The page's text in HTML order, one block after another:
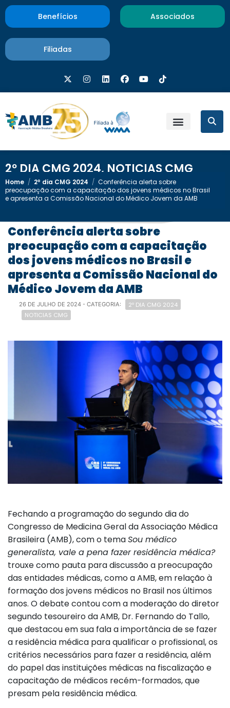
Benefícios Associados
Filiadas
2º DIA CMG 2024, NOTICIAS CMG
Home / 2º dia CMG 2024 / Conferência alerta sobre
preocupação com a capacitação dos jovens médicos no Brasil
e apresenta a Comissão Nacional do Médico Jovem da AMB
Conferência alerta sobre
preocupação com a capacitação
dos jovens médicos no Brasil e
apresenta a Comissão Nacional do
Médico Jovem da AMB
26 DE JULHO DE 2024 - CATEGORIA:
2º DIA CMG 2024
NOTICIAS CMG
Fechando a programação do segundo dia do
Congresso de Medicina Geral da Associação Médica
Brasileira (AMB), com o temaSou médico
generalista, vale a pena fazer residência médica?
trouxe como pauta para discussão a preocupação
das entidades médicas, como a AMB, em relação à
formação dos jovens médicos no Brasil nos últimos
anos. O debate contou com a moderação do diretor
segundo tesoureiro da AMB, Dr. Fernando do Tallo,
que destacou em sua fala a importância de se fazer
a residência médica para qualificar o profissional, os
critérios necessários para fazer a residência, além
do papel das instituições médicas na fiscalização e
capacitação de médicos recém-formados, que
presam pela residência médica.